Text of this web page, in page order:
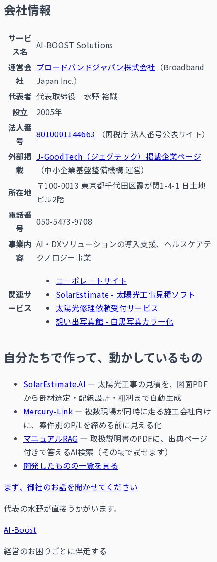
会社情報
サービ
ス名
AI-BOOST Solutions
運営会
社
ブロードバンドジャパン株式会社 （Broadband
Japan Inc.）
代表者 代表取締役 水野 裕識
設立
2005年
法人番
号
8010001144663
（国税庁 法人番号公表サイト）
外部掲
載
J-GoodTech（ジェグテック）掲載企業ページ
（中小企業基盤整備機構 運営）
所在地
〒100-0013 東京都千代田区霞が関1-4-1 日土地
ビル2階
電話番
号
050-5473-9708
事業内
容
AI・DXソリューションの導入支援、ヘルスケアテ
クノロジー事業
関連サ
ービス
コーポレートサイト
SolarEstimate - 太陽光工事見積ソフト
太陽光修理依頼受付サービス
想い出写真館 - 白黒写真カラー化
自分たちで作って、動かしているもの
SolarEstimate.AI — 太陽光工事の見積を、図面PDF
から部材選定・配線設計・粗利まで自動生成
Mercury-Link — 複数現場が同時に走る施工会社向け
に、案件別のP/Lを締める前に見える化
マニュアルRAG — 取扱説明書のPDFに、出典ページ
付きで答えるAI検索（その場で試せます）
開発したものの一覧を見る
まず、御社のお話を聞かせてください
代表の水野が直接うかがいます。
AI-Boost
経営のお困りごとに伴走する